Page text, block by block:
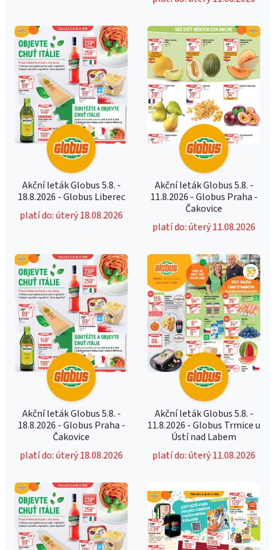
Akční leták Globus 5.8. -
18.8.2026 - Globus Liberec
platí do: úterý 18.08.2026
Akční leták Globus 5.8. -
11.8.2026 - Globus Praha -
Čakovice
platí do: úterý 11.08.2026
Akční leták Globus 5.8. -
18.8.2026 - Globus Praha -
Čakovice
platí do: úterý 18.08.2026
Akční leták Globus 5.8. -
11.8.2026 - Globus Trmice u
Ústí nad Labem
platí do: úterý 11.08.2026